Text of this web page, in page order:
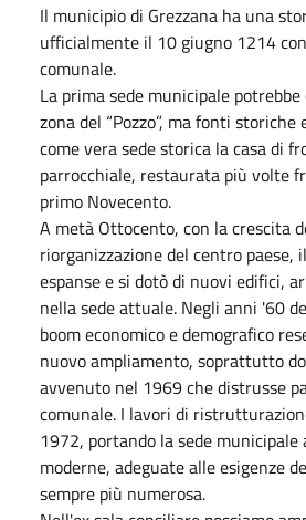
Il municipio di Grezzana ha una
ufficialmente il 10 giugno 1214
comunale.
La prima sede municipale
zona del “Pozzo”, ma fonti
come vera sede storica la casa di
parrocchiale, restaurata più volte
primo Novecento.
A metà Ottocento, con la crescita
riorganizzazione del centro paese,
espanse e si dotò di nuovi edifici,
nella sede attuale. Negli anni '60
boom economico e demografico
nuovo ampliamento, soprattutto
avvenuto nel 1969 che distrusse
comunale. I lavori di
1972, portando la sede municipale
moderne, adeguate alle esigenze
sempre più numerosa.